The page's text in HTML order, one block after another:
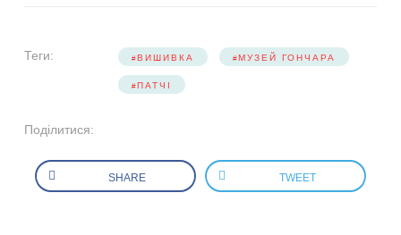
Теги: ВИШИВКА МУЗЕЙ ГОНЧАРА
ПАТЧІ
Поділитися:
SHARE TWEET